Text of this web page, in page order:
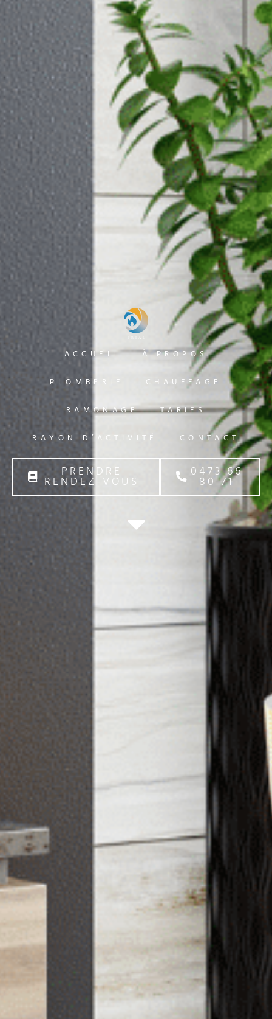
ACCUEIL À PROPOS
PLOMBERIE CHAUFFAGE
RAMONAGE TARIFS
RAYON D’ACTIVITÉ CONTACT
PRENDRE
RENDEZ-VOUS
0473 66
80 71